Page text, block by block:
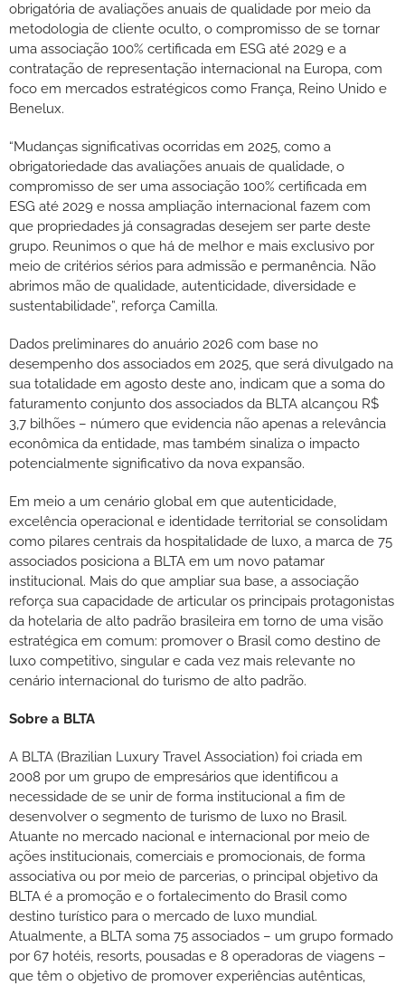
obrigatória de avaliações anuais de qualidade por meio da
metodologia de cliente oculto, o compromisso de se tornar
uma associação 100% certificada em ESG até 2029 e a
contratação de representação internacional na Europa, com
foco em mercados estratégicos como França, Reino Unido e
Benelux.
“Mudanças significativas ocorridas em 2025, como a
obrigatoriedade das avaliações anuais de qualidade, o
compromisso de ser uma associação 100% certificada em
ESG até 2029 e nossa ampliação internacional fazem com
que propriedades já consagradas desejem ser parte deste
grupo. Reunimos o que há de melhor e mais exclusivo por
meio de critérios sérios para admissão e permanência. Não
abrimos mão de qualidade, autenticidade, diversidade e
sustentabilidade”, reforça Camilla.
Dados preliminares do anuário 2026 com base no
desempenho dos associados em 2025, que será divulgado na
sua totalidade em agosto deste ano, indicam que a soma do
faturamento conjunto dos associados da BLTA alcançou R$
3,7 bilhões – número que evidencia não apenas a relevância
econômica da entidade, mas também sinaliza o impacto
potencialmente significativo da nova expansão.
Em meio a um cenário global em que autenticidade,
excelência operacional e identidade territorial se consolidam
como pilares centrais da hospitalidade de luxo, a marca de 75
associados posiciona a BLTA em um novo patamar
institucional. Mais do que ampliar sua base, a associação
reforça sua capacidade de articular os principais protagonistas
da hotelaria de alto padrão brasileira em torno de uma visão
estratégica em comum: promover o Brasil como destino de
luxo competitivo, singular e cada vez mais relevante no
cenário internacional do turismo de alto padrão.
Sobre a BLTA
A BLTA (Brazilian Luxury Travel Association) foi criada em
2008 por um grupo de empresários que identificou a
necessidade de se unir de forma institucional a fim de
desenvolver o segmento de turismo de luxo no Brasil.
Atuante no mercado nacional e internacional por meio de
ações institucionais, comerciais e promocionais, de forma
associativa ou por meio de parcerias, o principal objetivo da
BLTA é a promoção e o fortalecimento do Brasil como
destino turístico para o mercado de luxo mundial.
Atualmente, a BLTA soma 75 associados – um grupo formado
por 67 hotéis, resorts, pousadas e 8 operadoras de viagens –
que têm o objetivo de promover experiências autênticas,